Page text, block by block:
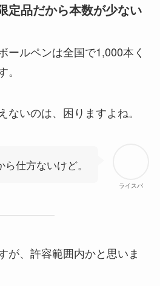
品だから本数が少ない
ールペンは全国で1,000本く
ないのは、困りますよね。
ライスパ
ら仕方ないけど。
が、許容範囲内かと思いま